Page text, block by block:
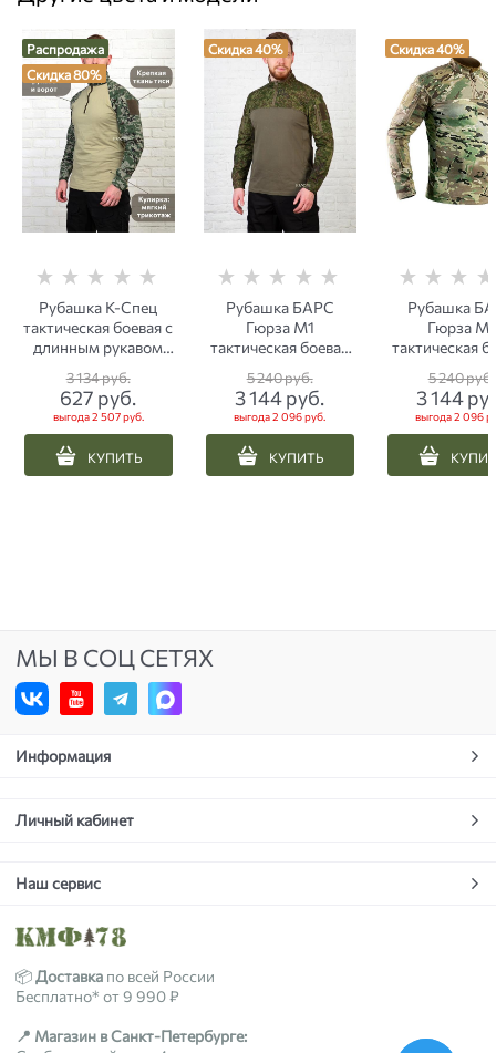
Распродажа
Скидка 80%
Рубашка К-Спец
тактическая боевая с
длинным рукавом
пиксель
3 134 руб.
627 руб.
выгода2 507 руб.
КУПИТЬ
Скидка 40%
Рубашка БАРС
Гюрза М1
тактическая боевая
спандексом ЕМР
пиксель
5 240 руб.
3 144 руб.
выгода2 096 руб.
КУПИТЬ
Скидка 40%
Рубашка
Гюрза М1
тактическая
5 240 руб.
3 144
выгода2 096
МЫ В СОЦ СЕТЯХ
Информация
Личный кабинет
Наш сервис
📦Доставка по всей России
Бесплатно* от 9 990 ₽
📍 Магазин в Санкт-Петербурге: